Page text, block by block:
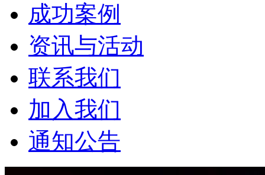
成功案例
资讯与活动
联系我们
加入我们
通知公告